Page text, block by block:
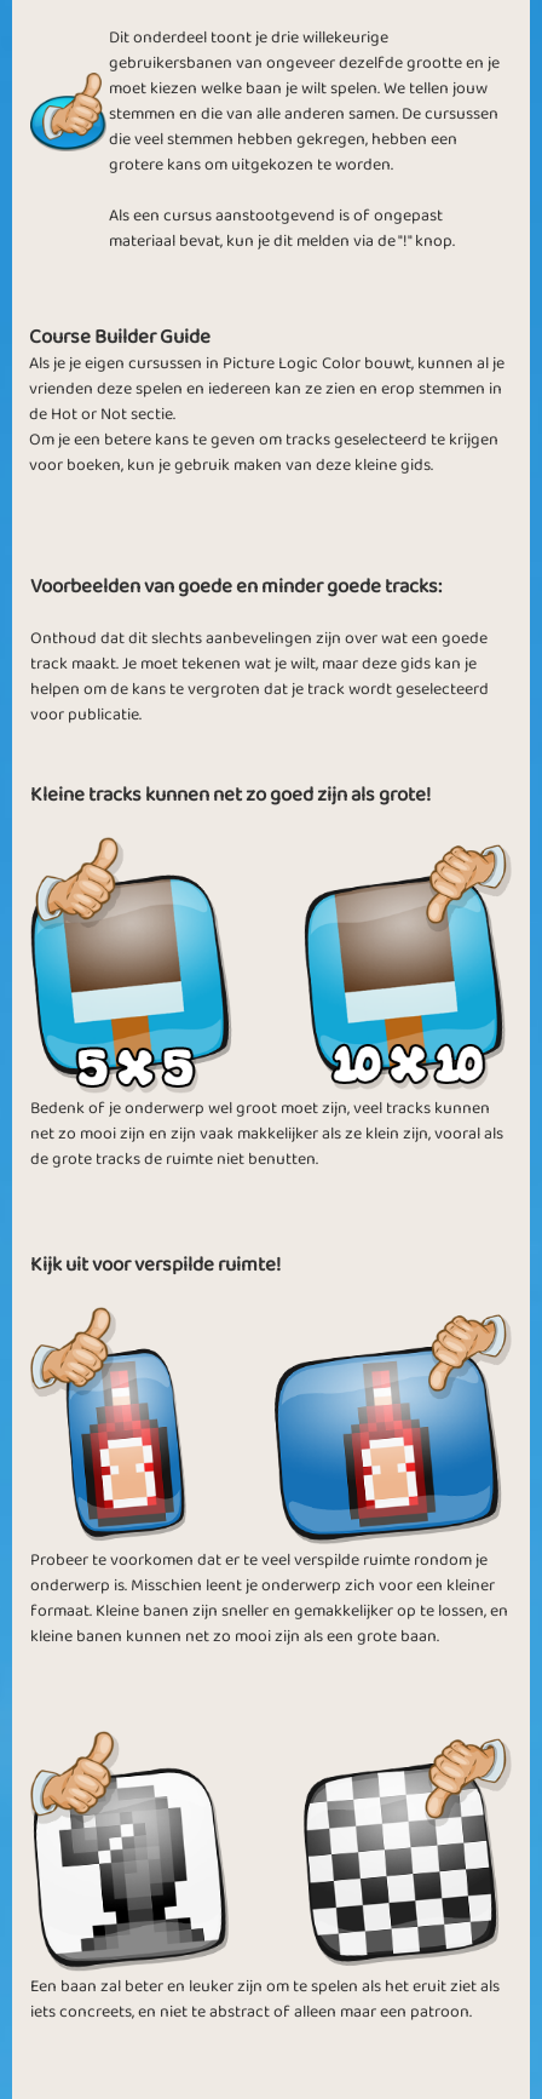
Expert 5 Picture Tokens & Colors
Random Pictures
Picure Books
Dit onderdeel toont je drie willekeurige
gebruikersbanen van ongeveer dezelfde grootte en je
moet kiezen welke baan je wilt spelen. We tellen jouw
stemmen en die van alle anderen samen. De cursussen
die veel stemmen hebben gekregen, hebben een
grotere kans om uitgekozen te worden.
Als een cursus aanstootgevend is of ongepast
materiaal bevat, kun je dit melden via de "!" knop.
Course Builder Guide
Als je je eigen cursussen in Picture Logic Color bouwt, kunnen al je
vrienden deze spelen en iedereen kan ze zien en erop stemmen in
de Hot or Not sectie.
Om je een betere kans te geven om tracks geselecteerd te krijgen
voor boeken, kun je gebruik maken van deze kleine gids.
Voorbeelden van goede en minder goede tracks:
Onthoud dat dit slechts aanbevelingen zijn over wat een goede
track maakt. Je moet tekenen wat je wilt, maar deze gids kan je
helpen om de kans te vergroten dat je track wordt geselecteerd
voor publicatie.
Kleine tracks kunnen net zo goed zijn als grote!
Bedenk of je onderwerp wel groot moet zijn, veel tracks kunnen
net zo mooi zijn en zijn vaak makkelijker als ze klein zijn, vooral als
de grote tracks de ruimte niet benutten.
Kijk uit voor verspilde ruimte!
Probeer te voorkomen dat er te veel verspilde ruimte rondom je
onderwerp is. Misschien leent je onderwerp zich voor een kleiner
formaat. Kleine banen zijn sneller en gemakkelijker op te lossen, en
kleine banen kunnen net zo mooi zijn als een grote baan.
Een baan zal beter en leuker zijn om te spelen als het eruit ziet als
iets concreets, en niet te abstract of alleen maar een patroon.